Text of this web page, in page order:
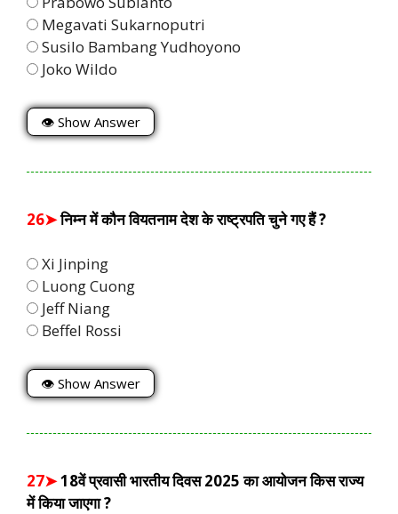
Megavati Sukarnoputri
Susilo Bambang Yudhoyono
Joko Wildo
👁 Show Answer
26➤निम्न में कौन वियतनाम देश के राष्ट्रपति चुने गए हैं ?
Xi Jinping
Luong Cuong
Jeff Niang
Beffel Rossi
👁 Show Answer
27➤18वें प्रवासी भारतीय दिवस 2025 का आयोजन किस राज्य
में किया जाएगा ?